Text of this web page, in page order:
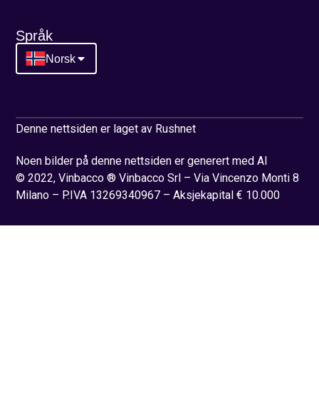
Språk
Norsk
Denne nettsiden er laget av Rushnet
Noen bilder på denne nettsiden er generert med AI
© 2022, Vinbacco ® Vinbacco Srl – Via Vincenzo Monti 8
Milano – P.IVA 13269340967 – Aksjekapital € 10.000